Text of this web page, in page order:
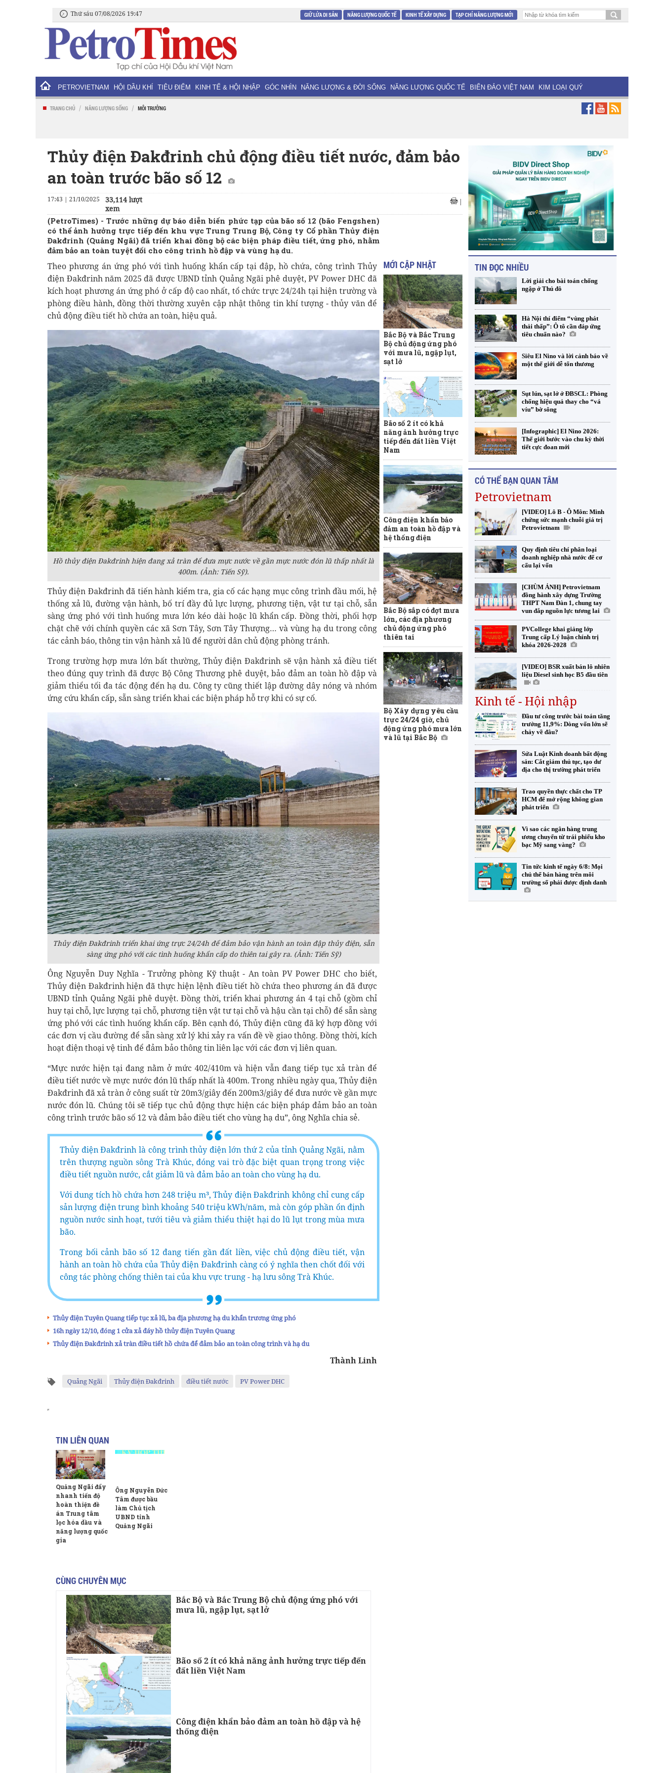
Thứ sáu 07/08/2026 19:47 GIỮ LỬA DI SẢN NĂNG LƯỢNG QUỐC TẾ KINH TẾ XÂY DỰNG TẠP CHÍ NĂNG LƯỢNG MỚI
PETROVIETNAM HỘI DẦU KHÍ TIÊU ĐIỂM KINH TẾ & HỘI NHẬP GÓC NHÌN NĂNG LƯỢNG & ĐỜI SỐNG NĂNG LƯỢNG QUỐC TẾ BIỂN ĐẢO VIỆT NAM KIM LOẠI QUÝ
TRANG CHỦ / NĂNG LƯỢNG SỐNG / MÔI TRƯỜNG
Thủy điện Đakđrinh chủ động điều tiết nước, đảm bảo
an toàn trước bão số 12
17:43 | 21/10/2025
33,114 lượt
xem
|
(PetroTimes) -Trước những dự báo diễn biến phức tạp của bão số 12 (bão Fengshen)
có thể ảnh hưởng trực tiếp đến khu vực Trung Trung Bộ, Công ty Cổ phần Thủy điện
Đakđrinh (Quảng Ngãi) đã triển khai đồng bộ các biện pháp điều tiết, ứng phó, nhằm
đảm bảo an toàn tuyệt đối cho công trình hồ đập và vùng hạ du.
Theo phương án ứng phó với tình huống khẩn cấp tại đập, hồ chứa, công trình Thủy
điện Đakđrinh năm 2025 đã được UBND tỉnh Quảng Ngãi phê duyệt, PV Power DHC đã
kích hoạt phương án ứng phó ở cấp độ cao nhất, tổ chức trực 24/24h tại hiện trường và
phòng điều hành, đồng thời thường xuyên cập nhật thông tin khí tượng - thủy văn để
chủ động điều tiết hồ chứa an toàn, hiệu quả.
Hồ thủy điện Đakđrinh hiện đang xả tràn để đưa mực nước về gần mực nước đón lũ thấp nhất là
400m. (Ảnh: Tiến Sỹ).
Thủy điện Đakđrinh đã tiến hành kiểm tra, gia cố các hạng mục công trình đầu mối, hệ
thống xả lũ, đường vận hành, bố trí đầy đủ lực lượng, phương tiện, vật tư tại chỗ, sẵn
sàng ứng phó với tình huống mưa lớn kéo dài hoặc lũ khẩn cấp. Đồng thời, phối hợp
chặt chẽ với chính quyền các xã Sơn Tây, Sơn Tây Thượng… và vùng hạ du trong công
tác cảnh báo, thông tin vận hành xả lũ để người dân chủ động phòng tránh.
Trong trường hợp mưa lớn bất thường, Thủy điện Đakđrinh sẽ vận hành xả điều tiết
theo đúng quy trình đã được Bộ Công Thương phê duyệt, bảo đảm an toàn hồ đập và
giảm thiểu tối đa tác động đến hạ du. Công ty cũng thiết lập đường dây nóng và nhóm
ứng cứu khẩn cấp, sẵn sàng triển khai các biện pháp hỗ trợ khi có sự cố.
Thủy điện Đakđrinh triển khai ứng trực 24/24h để đảm bảo vận hành an toàn đập thủy điện, sẵn
sàng ứng phó với các tình huống khẩn cấp do thiên tai gây ra. (Ảnh: Tiến Sỹ)
Ông Nguyễn Duy Nghĩa - Trưởng phòng Kỹ thuật - An toàn PV Power DHC cho biết,
Thủy điện Đakđrinh hiện đã thực hiện lệnh điều tiết hồ chứa theo phương án đã được
UBND tỉnh Quảng Ngãi phê duyệt. Đồng thời, triển khai phương án 4 tại chỗ (gồm chỉ
huy tại chỗ, lực lượng tại chỗ, phương tiện vật tư tại chỗ và hậu cần tại chỗ) để sẵn sàng
ứng phó với các tình huống khẩn cấp. Bên cạnh đó, Thủy điện cũng đã ký hợp đồng với
các đơn vị cầu đường để sẵn sàng xử lý khi xảy ra vấn đề về giao thông. Đồng thời, kích
hoạt điện thoại vệ tinh để đảm bảo thông tin liên lạc với các đơn vị liên quan.
“Mực nước hiện tại đang nằm ở mức 402/410m và hiện vẫn đang tiếp tục xả tràn để
điều tiết nước về mực nước đón lũ thấp nhất là 400m. Trong nhiều ngày qua, Thủy điện
Đakđrinh đã xả tràn ở công suất từ 20m3/giây đến 200m3/giây để đưa nước về gần mực
nước đón lũ. Chúng tôi sẽ tiếp tục chủ động thực hiện các biện pháp đảm bảo an toàn
công trình trước bão số 12 và đảm bảo điều tiết cho vùng hạ du”, ông Nghĩa chia sẻ.
Thủy điện Đakđrinh là công trình thủy điện lớn thứ 2 của tỉnh Quảng Ngãi, nằm
trên thượng nguồn sông Trà Khúc, đóng vai trò đặc biệt quan trọng trong việc
điều tiết nguồn nước, cắt giảm lũ và đảm bảo an toàn cho vùng hạ du.
Với dung tích hồ chứa hơn 248 triệu m³, Thủy điện Đakđrinh không chỉ cung cấp
sản lượng điện trung bình khoảng 540 triệu kWh/năm, mà còn góp phần ổn định
nguồn nước sinh hoạt, tưới tiêu và giảm thiểu thiệt hại do lũ lụt trong mùa mưa
bão.
Trong bối cảnh bão số 12 đang tiến gần đất liền, việc chủ động điều tiết, vận
hành an toàn hồ chứa của Thủy điện Đakđrinh càng có ý nghĩa then chốt đối với
công tác phòng chống thiên tai của khu vực trung - hạ lưu sông Trà Khúc.
Thủy điện Tuyên Quang tiếp tục xả lũ, ba địa phương hạ du khẩn trương ứng phó
16h ngày 12/10, đóng 1 cửa xả đáy hồ thủy điện Tuyên Quang
Thủy điện Đakđrinh xả tràn điều tiết hồ chứa để đảm bảo an toàn công trình và hạ du
Thành Linh
Quảng Ngãi Thủy điện Đakđrinh điều tiết nước PV Power DHC
TIN LIÊN QUAN
Quảng Ngãi đẩy
nhanh tiến độ
hoàn thiện đề
án Trung tâm
lọc hóa dầu và
năng lượng quốc
gia
Ông Nguyễn Đức
Tâm được bầu
làm Chủ tịch
UBND tỉnh
Quảng Ngãi
CÙNG CHUYÊN MỤC
Bắc Bộ và Bắc Trung Bộ chủ động ứng phó với
mưa lũ, ngập lụt, sạt lở
Bão số 2 ít có khả năng ảnh hưởng trực tiếp đến
đất liền Việt Nam
Công điện khẩn bảo đảm an toàn hồ đập và hệ
thống điện
MỚI CẬP NHẬT
Bắc Bộ và Bắc Trung
Bộ chủ động ứng phó
với mưa lũ, ngập lụt,
sạt lở
Bão số 2 ít có khả
năng ảnh hưởng trực
tiếp đến đất liền Việt
Nam
Công điện khẩn bảo
đảm an toàn hồ đập và
hệ thống điện
Bắc Bộ sắp có đợt mưa
lớn, các địa phương
chủ động ứng phó
thiên tai
Bộ Xây dựng yêu cầu
trực 24/24 giờ, chủ
động ứng phó mưa lớn
và lũ tại Bắc Bộ
TIN ĐỌC NHIỀU
Lời giải cho bài toán chống
ngập ở Thủ đô
Hà Nội thí điểm “vùng phát
thải thấp”: Ô tô cần đáp ứng
tiêu chuẩn nào?
Siêu El Nino và lời cảnh báo về
một thế giới dễ tổn thương
Sụt lún, sạt lở ở ĐBSCL: Phòng
chống hiệu quả thay cho “vá
víu” bờ sông
[Infographic] El Nino 2026:
Thế giới bước vào chu kỳ thời
tiết cực đoan mới
CÓ THỂ BẠN QUAN TÂM
Petrovietnam
[VIDEO] Lô B - Ô Môn: Minh
chứng sức mạnh chuỗi giá trị
Petrovietnam
Quy định tiêu chí phân loại
doanh nghiệp nhà nước để cơ
cấu lại vốn
[CHÙM ẢNH] Petrovietnam
đồng hành xây dựng Trường
THPT Nam Đàn 1, chung tay
vun đắp nguồn lực tương lai
PVCollege khai giảng lớp
Trung cấp Lý luận chính trị
khóa 2026-2028
[VIDEO] BSR xuất bán lô nhiên
liệu Diesel sinh học B5 đầu tiên
Kinh tế - Hội nhập
Đầu tư công trước bài toán tăng
trưởng 11,9%: Dòng vốn lớn sẽ
chảy về đâu?
Sửa Luật Kinh doanh bất động
sản: Cắt giảm thủ tục, tạo dư
địa cho thị trường phát triển
Trao quyền thực chất cho TP
HCM để mở rộng không gian
phát triển
Vì sao các ngân hàng trung
ương chuyển từ trái phiếu kho
bạc Mỹ sang vàng?
Tin tức kinh tế ngày 6/8: Mọi
chủ thể bán hàng trên môi
trường số phải được định danh